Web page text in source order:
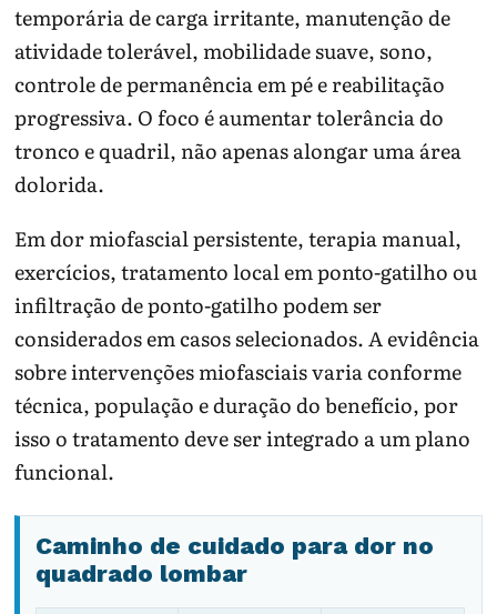
temporária de carga irritante, manutenção de
atividade tolerável, mobilidade suave, sono,
controle de permanência em pé e reabilitação
progressiva. O foco é aumentar tolerância do
tronco e quadril, não apenas alongar uma área
dolorida.
Em dor miofascial persistente, terapia manual,
exercícios, tratamento local em ponto-gatilho ou
infiltração de ponto-gatilho podem ser
considerados em casos selecionados. A evidência
sobre intervenções miofasciais varia conforme
técnica, população e duração do benefício, por
isso o tratamento deve ser integrado a um plano
funcional.
Caminho de cuidado para dor no
quadrado lombar